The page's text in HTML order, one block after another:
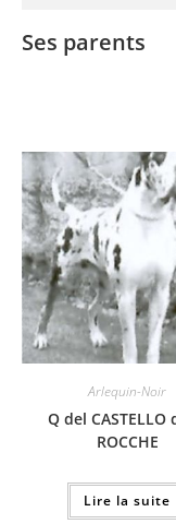
Ses parents
Arlequin-Noir
Q del CASTELLO
ROCCHE
Lire la suite